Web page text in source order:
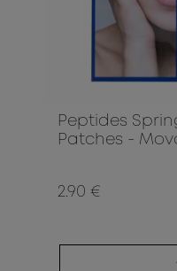
Peptides
Patches -
2.90 €